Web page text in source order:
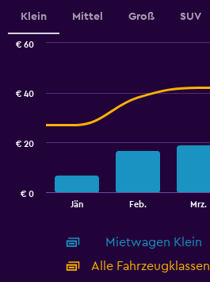
Range:
0
to
Klein Mittel Groß SUV
displaying
categories.
Jän Feb. Mrz.
€ 0
€ 20
€ 40
€ 60
End
Mietwagen Klein
Alle Fahrzeugklassen